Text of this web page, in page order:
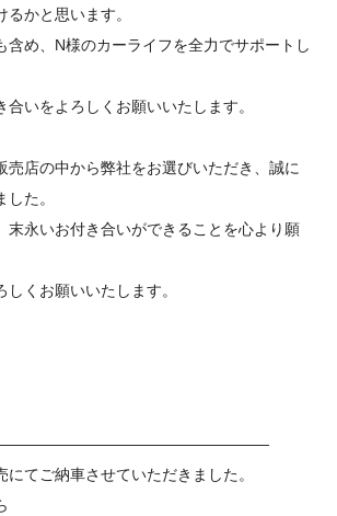
るかと思います。
含め、N様のカーライフを全力でサポートし
合いをよろしくお願いいたします。
売店の中から弊社をお選びいただき、誠に
た。
末永いお付き合いができることを心より願
くお願いいたします。
にてご納車させていただきました。